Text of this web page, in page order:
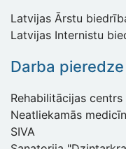
Latvijas Ārstu
Latvijas Internistu
Darba pieredze
Rehabilitācijas centrs
Neatliekamās
SIVA